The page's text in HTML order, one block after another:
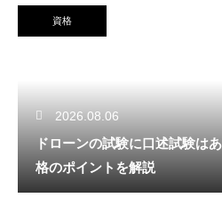
資格
2026.08.06
ドローンの試験に口述試験は
格のポイントを解説